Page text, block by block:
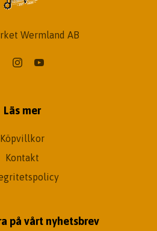
Wermland AB
Läs mer
Köpvillkor
Kontakt
på vårt nyhetsbrev